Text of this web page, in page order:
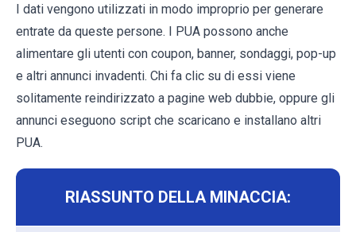
I dati vengono utilizzati in modo improprio per generare
entrate da queste persone. I PUA possono anche
alimentare gli utenti con coupon, banner, sondaggi, pop-up
e altri annunci invadenti. Chi fa clic su di essi viene
solitamente reindirizzato a pagine web dubbie, oppure gli
annunci eseguono script che scaricano e installano altri
PUA.
RIASSUNTO DELLA MINACCIA: